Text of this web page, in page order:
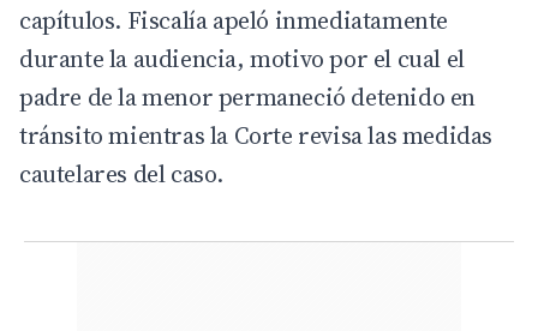
capítulos. Fiscalía apeló inmediatamente
durante la audiencia, motivo por el cual el
padre de la menor permaneció detenido en
tránsito mientras la Corte revisa las medidas
cautelares del caso.